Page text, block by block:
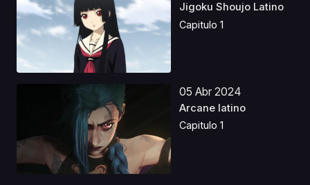
Jigoku Shoujo Latino
Capitulo 1
05 Abr 2024
Arcane latino
Capitulo 1